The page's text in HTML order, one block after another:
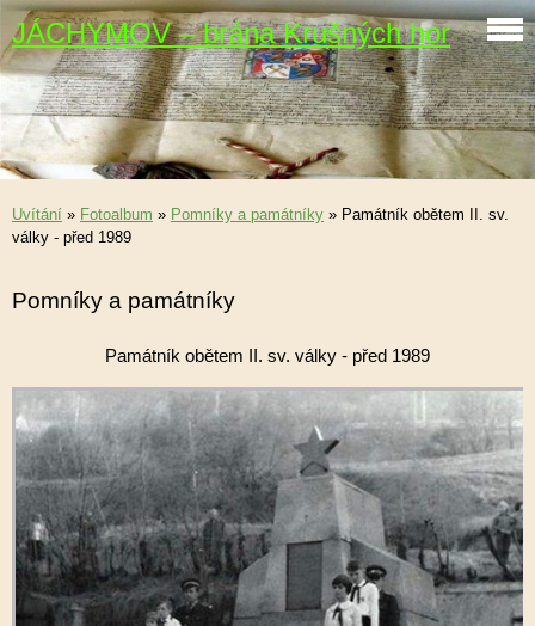
JÁCHYMOV – brána Krušných hor
Uvítání » Fotoalbum » Pomníky a památníky » Památník obětem II. sv.
války - před 1989
Pomníky a památníky
Památník obětem II. sv. války - před 1989